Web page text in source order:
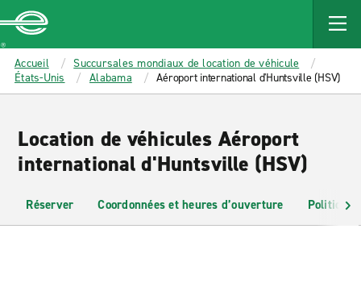
MAIN
CONTENT
Enterprise
Accueil
Succursales mondiaux de location de véhicule
États-Unis
Alabama Aéroport international d'Huntsville (HSV)
Location de véhicules Aéroport
international d'Huntsville (HSV)
Réserver Coordonnées et heures d’ouverture Politiques